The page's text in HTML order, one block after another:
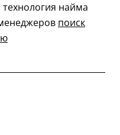
найма
поиск